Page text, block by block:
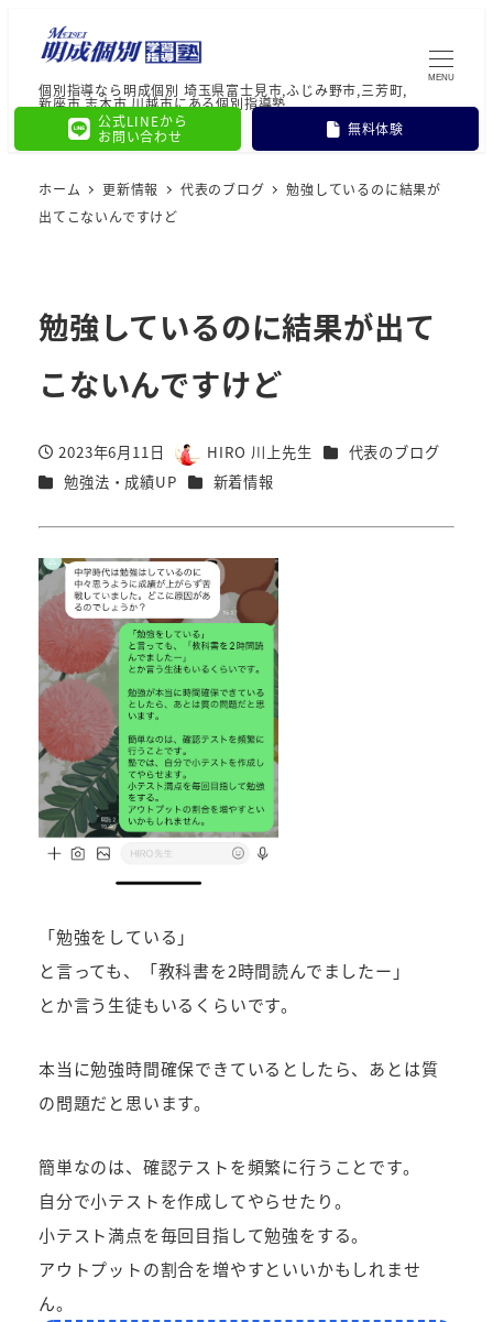
個別指導なら明成個別 埼玉県富士見市,ふじみ野市,三芳町,
新座市,志木市,川越市にある個別指導塾
公式LINEから
お問い合わせ
無料体験
MENU
ホーム 更新情報 代表のブログ
勉強しているのに結果が
出てこないんですけど
勉強しているのに結果が出て
こないんですけど
投稿日
2023年6月11日
著
者
HIRO 川上先生 カテゴリー
代表のブログ
カテゴリー
勉強法・成績UP カテゴリー
新着情報
「勉強をしている」
と言っても、「教科書を2時間読んでましたー」
とか言う生徒もいるくらいです。
本当に勉強時間確保できているとしたら、あとは質
の問題だと思います。
簡単なのは、確認テストを頻繁に行うことです。
自分で小テストを作成してやらせたり。
小テスト満点を毎回目指して勉強をする。
アウトプットの割合を増やすといいかもしれませ
ん。